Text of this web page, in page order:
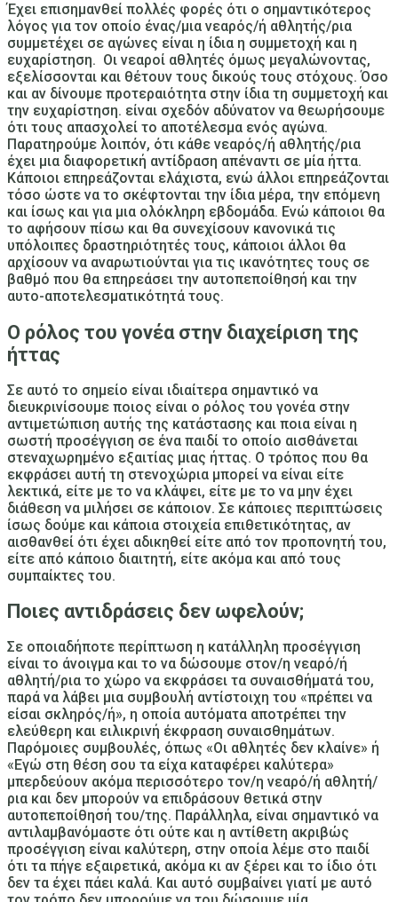
Έχει επισημανθεί πολλές φορές ότι ο σημαντικότερος
λόγος για τον οποίο ένας/μια νεαρός/ή αθλητής/ρια
συμμετέχει σε αγώνες είναι η ίδια η συμμετοχή και η
ευχαρίστηση. Οι νεαροί αθλητές όμως μεγαλώνοντας,
εξελίσσονται και θέτουν τους δικούς τους στόχους. Όσο
και αν δίνουμε προτεραιότητα στην ίδια τη συμμετοχή και
την ευχαρίστηση. είναι σχεδόν αδύνατον να θεωρήσουμε
ότι τους απασχολεί το αποτέλεσμα ενός αγώνα.
Παρατηρούμε λοιπόν, ότι κάθε νεαρός/ή αθλητής/ρια
έχει μια διαφορετική αντίδραση απέναντι σε μία ήττα.
Κάποιοι επηρεάζονται ελάχιστα, ενώ άλλοι επηρεάζονται
τόσο ώστε να το σκέφτονται την ίδια μέρα, την επόμενη
και ίσως και για μια ολόκληρη εβδομάδα. Ενώ κάποιοι θα
το αφήσουν πίσω και θα συνεχίσουν κανονικά τις
υπόλοιπες δραστηριότητές τους, κάποιοι άλλοι θα
αρχίσουν να αναρωτιούνται για τις ικανότητες τους σε
βαθμό που θα επηρεάσει την αυτοπεποίθησή και την
αυτο-αποτελεσματικότητά τους.
Ο ρόλος του γονέα στην διαχείριση της
ήττας
Σε αυτό το σημείο είναι ιδιαίτερα σημαντικό να
διευκρινίσουμε ποιος είναι ο ρόλος του γονέα στην
αντιμετώπιση αυτής της κατάστασης και ποια είναι η
σωστή προσέγγιση σε ένα παιδί το οποίο αισθάνεται
στεναχωρημένο εξαιτίας μιας ήττας. Ο τρόπος που θα
εκφράσει αυτή τη στενοχώρια μπορεί να είναι είτε
λεκτικά, είτε με το να κλάψει, είτε με το να μην έχει
διάθεση να μιλήσει σε κάποιον. Σε κάποιες περιπτώσεις
ίσως δούμε και κάποια στοιχεία επιθετικότητας, αν
αισθανθεί ότι έχει αδικηθεί είτε από τον προπονητή του,
είτε από κάποιο διαιτητή, είτε ακόμα και από τους
συμπαίκτες του.
Ποιες αντιδράσεις δεν ωφελούν;
Σε οποιαδήποτε περίπτωση η κατάλληλη προσέγγιση
είναι το άνοιγμα και το να δώσουμε στον/η νεαρό/ή
αθλητή/ρια το χώρο να εκφράσει τα συναισθήματά του,
παρά να λάβει μια συμβουλή αντίστοιχη του «πρέπει να
είσαι σκληρός/ή», η οποία αυτόματα αποτρέπει την
ελεύθερη και ειλικρινή έκφραση συναισθημάτων.
Παρόμοιες συμβουλές, όπως «Οι αθλητές δεν κλαίνε» ή
«Εγώ στη θέση σου τα είχα καταφέρει καλύτερα»
μπερδεύουν ακόμα περισσότερο τον/η νεαρό/ή αθλητή/
ρια και δεν μπορούν να επιδράσουν θετικά στην
αυτοπεποίθησή του/της. Παράλληλα, είναι σημαντικό να
αντιλαμβανόμαστε ότι ούτε και η αντίθετη ακριβώς
προσέγγιση είναι καλύτερη, στην οποία λέμε στο παιδί
ότι τα πήγε εξαιρετικά, ακόμα κι αν ξέρει και το ίδιο ότι
δεν τα έχει πάει καλά. Και αυτό συμβαίνει γιατί με αυτό